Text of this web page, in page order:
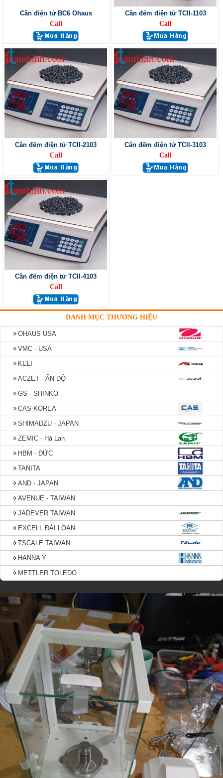
Cân điện tử BC6 Ohaus
Call
Cân đếm điện tử TCII-1103
Call
Cân đếm điện tử TCII-2103
Call
Cân đếm điện tử TCII-3103
Call
Cân đếm điện tử TCII-4103
Call
DANH MỤC THƯƠNG HIỆU
OHAUS USA
VMC - USA
KELI
ACZET - ẤN ĐỘ
GS - SHINKO
CAS-KOREA
SHIMADZU - JAPAN
ZEMIC - Hà Lan
HBM - ĐỨC
TANITA
AND - JAPAN
AVENUE - TAIWAN
JADEVER TAIWAN
EXCELL ĐÀI LOAN
TSCALE TAIWAN
HANNA Ý
METTLER TOLEDO